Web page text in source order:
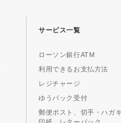
サービス一覧
ローソン銀行ATM
利用できるお支払方法
レジチャージ
ゆうパック受付
郵便ポスト、切手・ハガ